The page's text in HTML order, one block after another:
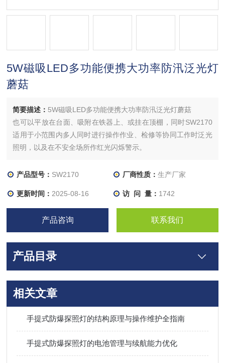
5W磁吸LED多功能便携大功率防汛泛光灯
蘑菇
简要描述： 5W磁吸LED多功能便携大功率防汛泛光灯蘑菇
也可以平放在台面、吸附在铁器上、或挂在顶棚，同时SW2170
适用于小范围内多人同时进行操作作业、检修等协同工作时泛光
照明，以及在不安全场所作红光闪烁警示。
产品型号： SW2170 厂商性质： 生产厂家
更新时间： 2025-08-16 访 问 量： 1742
产品咨询 联系我们
产品目录
相关文章
手提式防爆探照灯的结构原理与操作维护全指南
手提式防爆探照灯的电池管理与续航能力优化